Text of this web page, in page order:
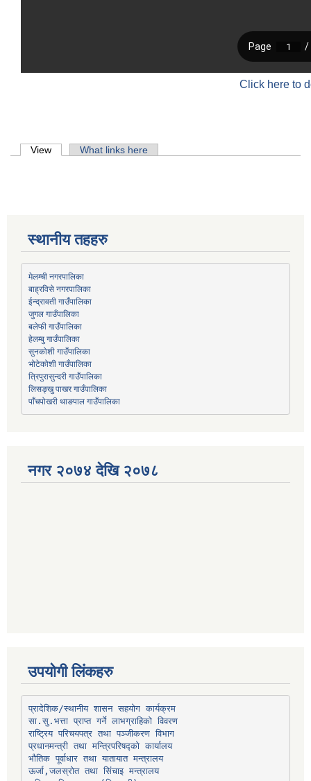
Click here to
Primary tabs
View (active tab)What links here
स्थानीय तहहरु
मेलम्ची नगरपालिका
बाह्रविसे नगरपालिका
ईन्द्रावती गाउँपालिका
जुगल गाउँपालिका
बलेफी गाउँपालिका
हेलम्बु गाउँपालिका
सुनकोशी गाउँपालिका
भोटेकोशी गाउँपालिका
त्रिपुरासुन्दरी गाउँपालिका
लिसङ्खु पाखर गाउँपालिका
पाँचपोखरी थाङपाल गाउँपालिका
नगर २०७४ देखि २०७८
उपयोगी लिंकहरु
प्रादेशिक/स्थानीय शासन सहयोग कार्यक्रम
सा.सु.भत्ता प्राप्त गर्ने लाभग्राहिको विवरण
राष्ट्रिय परिचयपत्र तथा पञ्‍जीकरण विभाग
प्रधानमन्त्री तथा मन्त्रिपरिषद्को कार्यालय
भौतिक पूर्वाधार तथा यातायात मन्त्रालय
ऊर्जा,जलस्रोत तथा सिंचाइ मन्त्रालय